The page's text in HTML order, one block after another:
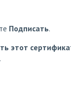
Подписать.
этот